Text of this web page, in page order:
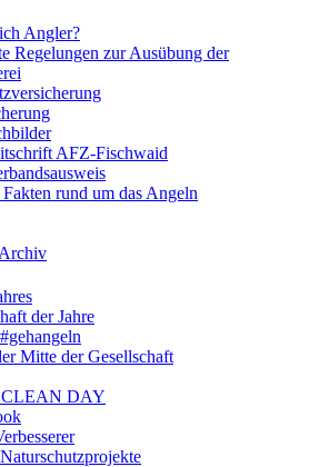
Angler?
Regelungen zur Ausübung der
AFZ-Fischwaid
rund um das Angeln
der Jahre
Mitte der Gesellschaft
DAY